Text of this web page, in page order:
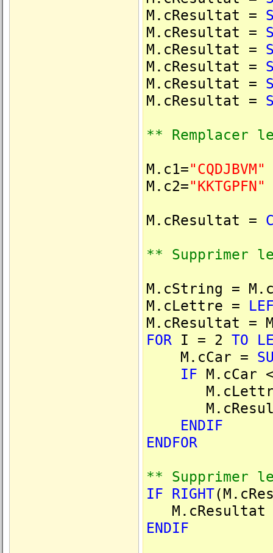
M.cResultat =
M.cResultat =
M.cResultat =
M.cResultat =
M.cResultat =
M.cResultat =
** Remplacer
M.c1="CQDJBVM"
M.c2="KKTGPFN"
M.cResultat =
** Supprimer
M.cString =
M.cLettre =
M.cResultat =
FOR I = 2 TO
M.cCar =
IF M.cCar
M.cLettre
ENDIF
ENDFOR
** Supprimer
IF RIGHT
ENDIF